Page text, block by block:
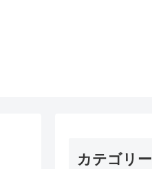
カテゴリー